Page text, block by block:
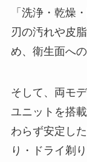
「洗浄・乾燥
刃の汚れや皮
め、衛生面へ
そして、両モ
ユニットを搭
わらず安定し
り・ドライ剃